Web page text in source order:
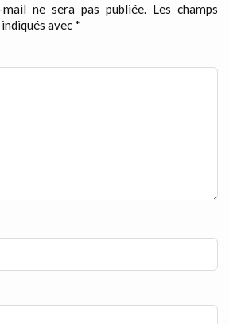
ne sera pas publiée. Les champs
avec *